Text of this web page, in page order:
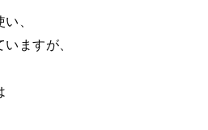
、
ますが、